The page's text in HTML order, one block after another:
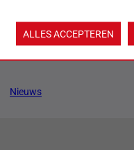
Nieuws
ALLES ACCEPTEREN